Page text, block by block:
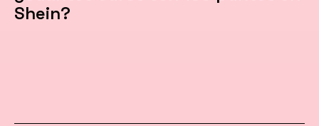
Shein?